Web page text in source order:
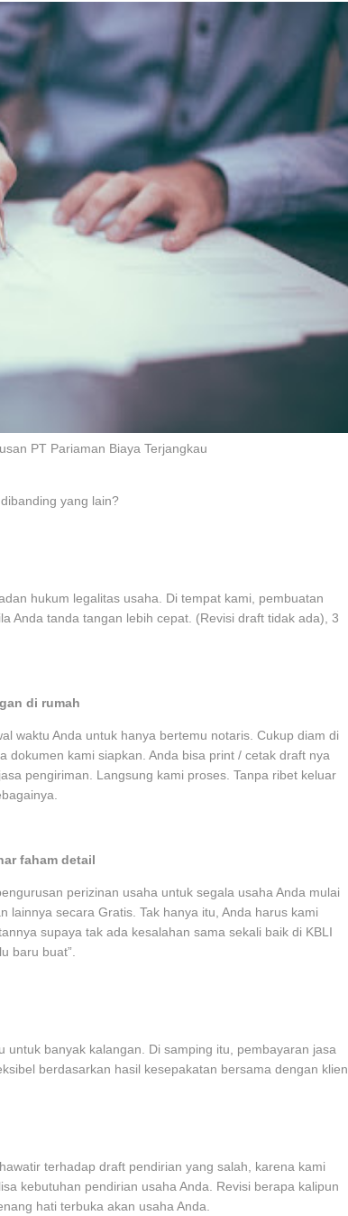
PT Pariaman Biaya Terjangkau
dibanding yang lain?
hukum legalitas usaha. Di tempat kami, pembuatan
Anda tanda tangan lebih cepat. (Revisi draft tidak ada), 3
di rumah
waktu Anda untuk hanya bertemu notaris. Cukup diam di
dokumen kami siapkan. Anda bisa print / cetak draft nya
pengiriman. Langsung kami proses. Tanpa ribet keluar
faham detail
perizinan usaha untuk segala usaha Anda mulai
lainnya secara Gratis. Tak hanya itu, Anda harus kami
supaya tak ada kesalahan sama sekali baik di KBLI
baru buat”.
untuk banyak kalangan. Di samping itu, pembayaran jasa
berdasarkan hasil kesepakatan bersama dengan klien.
terhadap draft pendirian yang salah, karena kami
kebutuhan pendirian usaha Anda. Revisi berapa kalipun
hati terbuka akan usaha Anda.